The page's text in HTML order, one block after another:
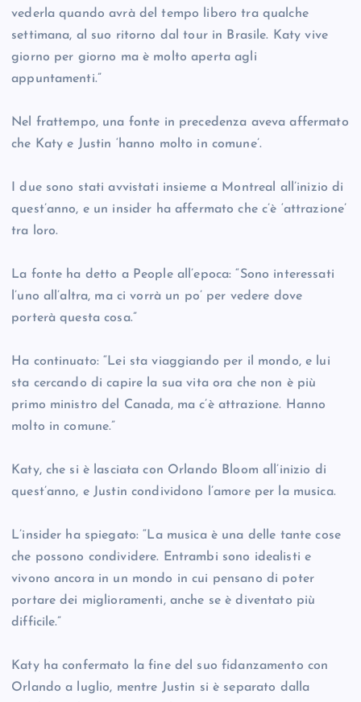
vederla quando avrà del tempo libero tra qualche
settimana, al suo ritorno dal tour in Brasile. Katy vive
giorno per giorno ma è molto aperta agli
appuntamenti.”
Nel frattempo, una fonte in precedenza aveva affermato
che Katy e Justin ‘hanno molto in comune’.
I due sono stati avvistati insieme a Montreal all’inizio di
quest’anno, e un insider ha affermato che c’è ‘attrazione’
tra loro.
La fonte ha detto a People all’epoca: “Sono interessati
l’uno all’altra, ma ci vorrà un po’ per vedere dove
porterà questa cosa.”
Ha continuato: “Lei sta viaggiando per il mondo, e lui
sta cercando di capire la sua vita ora che non è più
primo ministro del Canada, ma c’è attrazione. Hanno
molto in comune.”
Katy, che si è lasciata con Orlando Bloom all’inizio di
quest’anno, e Justin condividono l’amore per la musica.
L’insider ha spiegato: “La musica è una delle tante cose
che possono condividere. Entrambi sono idealisti e
vivono ancora in un mondo in cui pensano di poter
portare dei miglioramenti, anche se è diventato più
difficile.”
Katy ha confermato la fine del suo fidanzamento con
Orlando a luglio, mentre Justin si è separato dalla